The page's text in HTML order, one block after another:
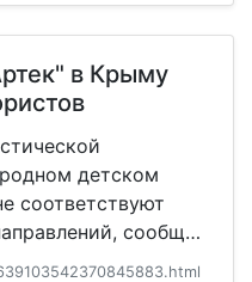
в Крыму
детском
соответствуют
сообщил
войск